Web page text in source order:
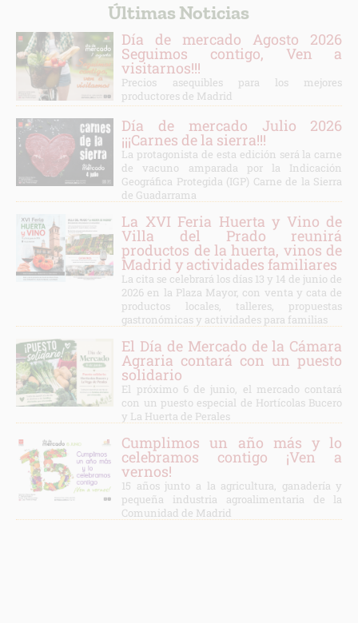
Últimas Noticias
Día de mercado Agosto 2026
Seguimos contigo, Ven a
visitarnos!!!
Precios asequibles para los mejores
productores de Madrid
Día de mercado Julio 2026
¡¡¡Carnes de la sierra!!!
La protagonista de esta edición será la carne
de vacuno amparada por la Indicación
Geográfica Protegida (IGP) Carne de la Sierra
de Guadarrama
La XVI Feria Huerta y Vino de
Villa del Prado reunirá
productos de la huerta, vinos de
Madrid y actividades familiares
La cita se celebrará los días 13 y 14 de junio de
2026 en la Plaza Mayor, con venta y cata de
productos locales, talleres, propuestas
gastronómicas y actividades para familias
El Día de Mercado de la Cámara
Agraria contará con un puesto
solidario
El próximo 6 de junio, el mercado contará
con un puesto especial de Hortícolas Bucero
y La Huerta de Perales
Cumplimos un año más y lo
celebramos contigo ¡Ven a
vernos!
15 años junto a la agricultura, ganadería y
pequeña industria agroalimentaria de la
Comunidad de Madrid